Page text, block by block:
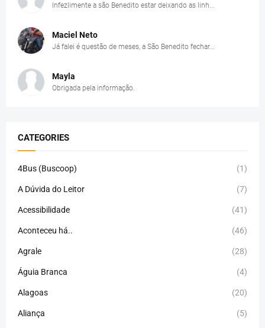
Infezlimente a são Benedito estar deixando as linh...
Maciel Neto
Já falei é questão de meses, a São Benedito fechar...
Mayla
Obrigada pela informação.
CATEGORIES
4Bus (Buscoop) (1)
A Dúvida do Leitor (7)
Acessibilidade (41)
Aconteceu há.. (46)
Agrale (28)
Águia Branca (4)
Alagoas (20)
Aliança (5)